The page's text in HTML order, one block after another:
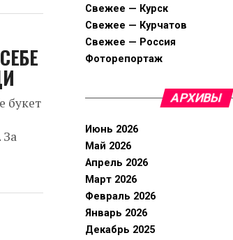
букет
За
Свежее — Курск
Свежее — Курчатов
Свежее — Россия
Фоторепортаж
АРХИВЫ
Июнь 2026
Май 2026
Апрель 2026
Март 2026
Февраль 2026
Январь 2026
Декабрь 2025